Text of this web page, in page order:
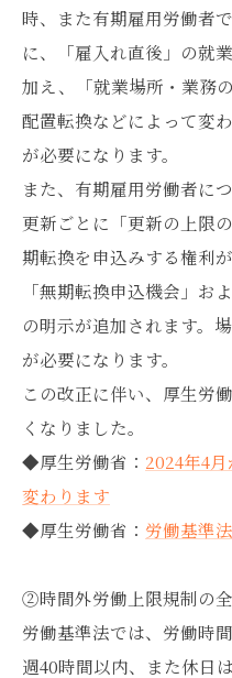
時、また有期雇用労働者
に、「雇入れ直後」の就
加え、「就業場所・業務
配置転換などによって変
が必要になります。
また、有期雇用労働者に
更新ごとに「更新の上限
期転換を申込みする権利
「無期転換申込機会」お
の明示が追加されます。
が必要になります。
この改正に伴い、厚生労
くなりました。
◆厚生労働省： 2024年4
変わります
◆厚生労働省： 労働基準
②時間外労働上限規制の
労働基準法では、労働時
週40時間以内、また休⽇